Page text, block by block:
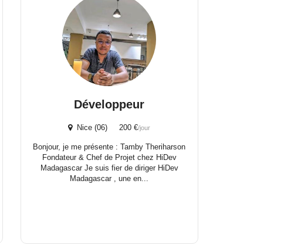
Développeur
Nice (06) 200 €/jour
Bonjour, je me présente : Tamby Theriharson
Fondateur & Chef de Projet chez HiDev
Madagascar Je suis fier de diriger HiDev
Madagascar , une en...